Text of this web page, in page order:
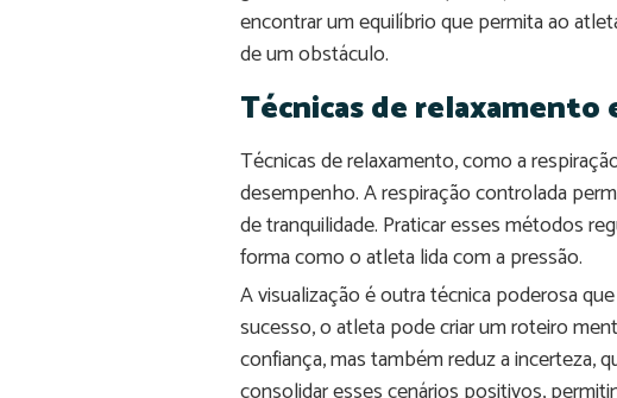
encontrar um equilíbrio que permita ao
de um obstáculo.
Técnicas de relaxamento
Técnicas de relaxamento, como a
desempenho. A respiração controlada
de tranquilidade. Praticar esses métodos
forma como o atleta lida com a pressão.
A visualização é outra técnica poderosa
sucesso, o atleta pode criar um roteiro
confiança, mas também reduz a incerteza,